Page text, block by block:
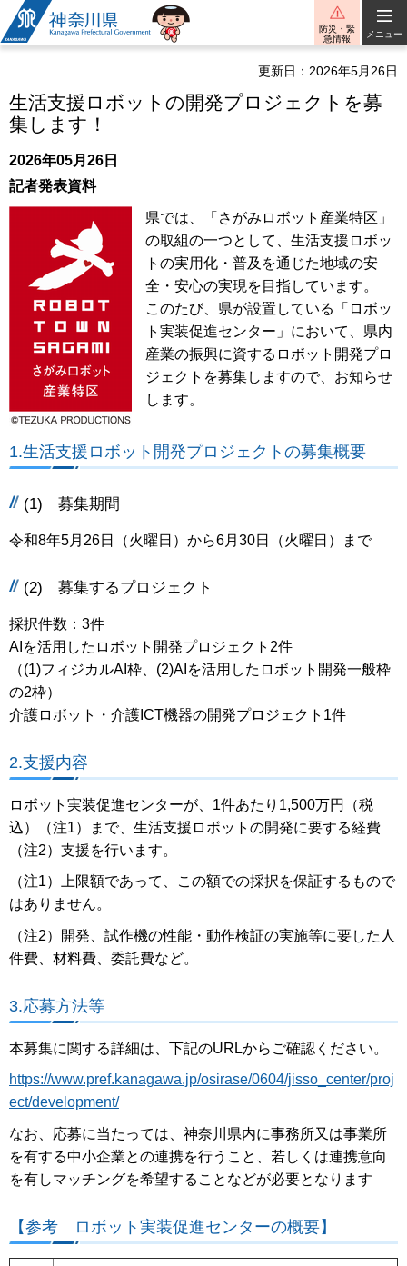
神奈川県
防災・緊
急情報
メニュー
更新日：2026年5月26日
生活支援ロボットの開発プロジェクトを募
集します！
2026年05月26日
記者発表資料
県では、「さがみロボット産業特区」
の取組の一つとして、生活支援ロボッ
トの実用化・普及を通じた地域の安
全・安心の実現を目指しています。
このたび、県が設置している「ロボッ
ト実装促進センター」において、県内
産業の振興に資するロボット開発プロ
ジェクトを募集しますので、お知らせ
します。
1.生活支援ロボット開発プロジェクトの募集概要
(1) 募集期間
令和8年5月26日（火曜日）から6月30日（火曜日）まで
(2) 募集するプロジェクト
採択件数：3件
AIを活用したロボット開発プロジェクト2件
（(1)フィジカルAI枠、(2)AIを活用したロボット開発一般枠
の2枠）
介護ロボット・介護ICT機器の開発プロジェクト1件
2.支援内容
ロボット実装促進センターが、1件あたり1,500万円（税
込）（注1）まで、生活支援ロボットの開発に要する経費
（注2）支援を行います。
（注1）上限額であって、この額での採択を保証するもので
はありません。
（注2）開発、試作機の性能・動作検証の実施等に要した人
件費、材料費、委託費など。
3.応募方法等
本募集に関する詳細は、下記のURLからご確認ください。
https://www.pref.kanagawa.jp/osirase/0604/jisso_center/proj
ect/development/
なお、応募に当たっては、神奈川県内に事務所又は事業所
を有する中小企業との連携を行うこと、若しくは連携意向
を有しマッチングを希望することなどが必要となります
【参考 ロボット実装促進センターの概要】